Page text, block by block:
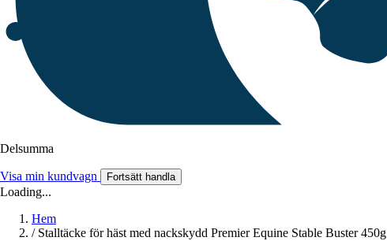
Delsumma
Visa min kundvagn Fortsätt handla
Loading...
Hem
/ Stalltäcke för häst med nackskydd Premier Equine Stable Buster 450g